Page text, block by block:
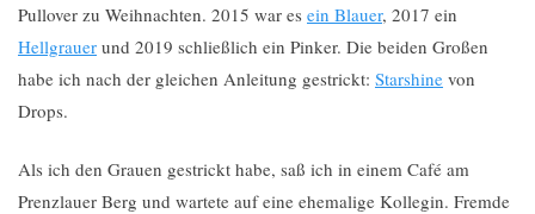
Pullover zu Weihnachten. 2015 war es ein Blauer, 2017 ein
Hellgrauer und 2019 schließlich ein Pinker. Die beiden Großen
habe ich nach der gleichen Anleitung gestrickt: Starshine von
Drops.
Als ich den Grauen gestrickt habe, saß ich in einem Café am
Prenzlauer Berg und wartete auf eine ehemalige Kollegin. Fremde